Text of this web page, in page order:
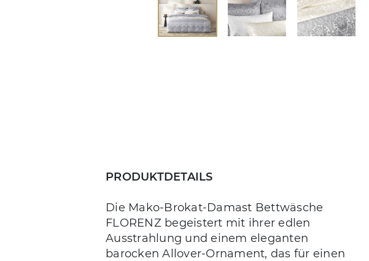
PRODUKTDETAILS
Die Mako-Brokat-Damast Bettwäsche
FLORENZ begeistert mit ihrer edlen
Ausstrahlung und einem eleganten
barocken Allover-Ornament, das für einen